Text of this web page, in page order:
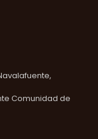
Comunidad de